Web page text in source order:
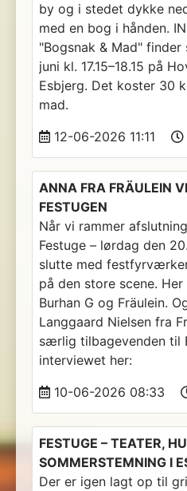
by og i stedet dykke
med en bog i hånden.
"Bogsnak & Mad"
juni kl. 17.15–18.15 på
Esbjerg. Det koster 30
mad.
12-06-2026 11:11
ANNA FRA FRÄULEIN
FESTUGEN
Når vi rammer
Festuge – lørdag den
slutte med
på den store scene.
Burhan G og Fräulein.
Langgaard Nielsen fra
særlig tilbagevenden til
interviewet her:
10-06-2026 08:33
FESTUGE – TEATER,
SOMMERSTEMNING I
Der er igen lagt op til